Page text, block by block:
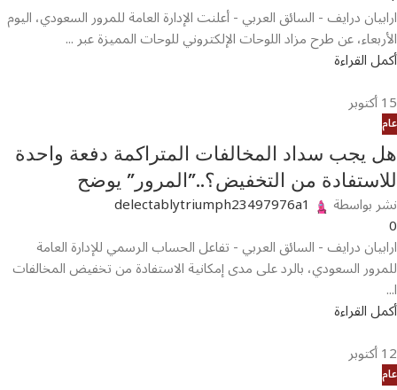
ارابيان درايف - السائق العربي - أعلنت الإدارة العامة للمرور السعودي، اليوم
الأربعاء، عن طرح مزاد اللوحات الإلكتروني للوحات المميزة عبر ...
أكمل القراءة
15أكتوبر
عام
هل يجب سداد المخالفات المتراكمة دفعة واحدة
للاستفادة من التخفيض؟..”المرور” يوضح
نشر بواسطة delectablytriumph23497976a1
0
ارابيان درايف - السائق العربي - تفاعل الحساب الرسمي للإدارة العامة
للمرور السعودي، بالرد على مدى إمكانية الاستفادة من تخفيض المخالفات
ا...
أكمل القراءة
12أكتوبر
عام